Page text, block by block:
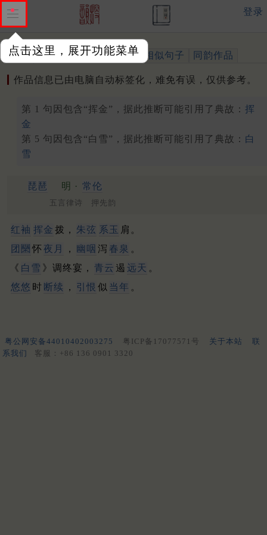
点击这里，展开功能菜单
登录
作品 标注四声 出处、引用 相似句子 同韵作品
作品信息已由电脑自动标签化，难免有误，仅供参考。
第 1 句因包含“挥金”，据此推断可能引用了典故： 挥
金
第 5 句因包含“白雪”，据此推断可能引用了典故： 白
雪
琵琶 明 · 常伦
五言律诗 押先韵
红袖 挥金 拨， 朱弦 系玉 肩。
团圞 怀 夜月 ， 幽咽 泻 春泉 。
《 白雪 》调终宴， 青云 遏 远天 。
悠悠 时 断续 ， 引恨 似 当年 。
粤公网安备44010402003275 粤ICP备17077571号 关于本站
联
系我们
客服：+86 136 0901 3320